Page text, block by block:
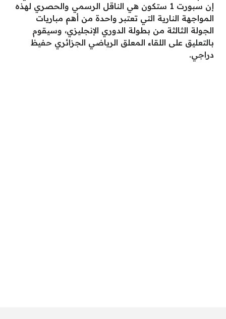
إن سبورت 1 ستكون هي الناقل الرسمي والحصري لهذه
المواجهة النارية التي تعتبر واحدة من أهم مباريات
الجولة الثالثة من بطولة الدوري الإنجليزي، وسيقوم
بالتعليق على اللقاء المعلق الرياضي الجزائري حفيظ
دراجي.